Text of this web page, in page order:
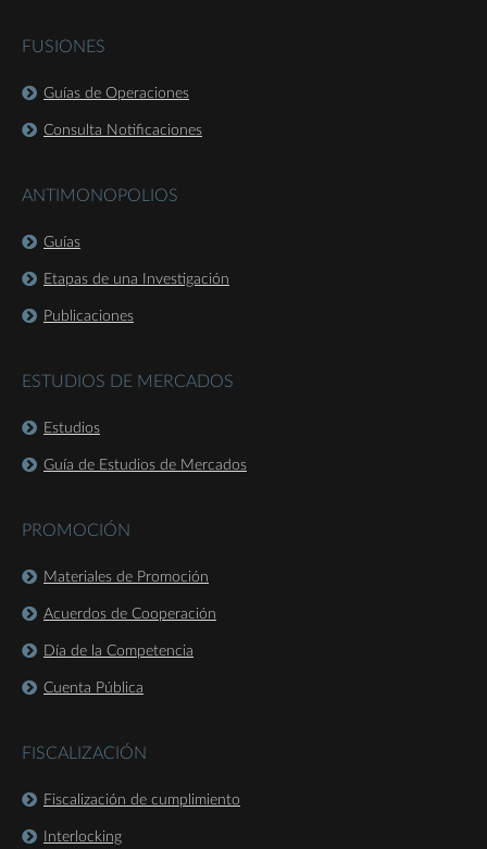
FUSIONES
Guías de Operaciones
Consulta Notificaciones
ANTIMONOPOLIOS
Guías
Etapas de una Investigación
Publicaciones
ESTUDIOS DE MERCADOS
Estudios
Guía de Estudios de Mercados
PROMOCIÓN
Materiales de Promoción
Acuerdos de Cooperación
Día de la Competencia
Cuenta Pública
FISCALIZACIÓN
Fiscalización de cumplimiento
Interlocking